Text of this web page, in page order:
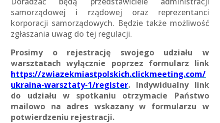
samorządowej i rządowej oraz reprezentanci
korporacji samorządowych. Będzie także możliwość
zgłaszania uwag do tej regulacji.
Prosimy o rejestrację swojego udziału w
warsztatach wyłącznie poprzez formularz link
https://zwiazekmiastpolskich.clickmeeting.com/
ukraina-warsztaty-1/register. Indywidualny link
do udziału w spotkaniu otrzymacie Państwo
mailowo na adres wskazany w formularzu w
potwierdzeniu rejestracji.